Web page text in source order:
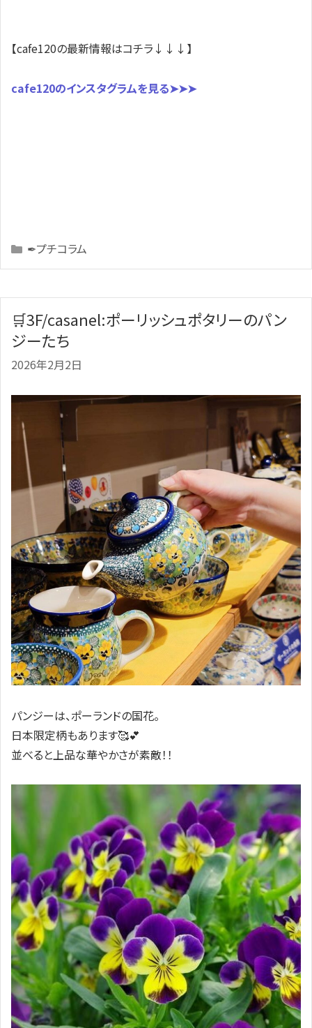
【cafe120の最新情報はコチラ↓↓↓】
cafe120のインスタグラムを見る➤➤➤
Categories
✒プチコラム
🛒3F/casanel:ポーリッシュポタリーのパン
ジーたち
2026年2月2日
パンジーは、ポーランドの国花。
日本限定柄もあります🥰💕
並べると上品な華やかさが素敵！！